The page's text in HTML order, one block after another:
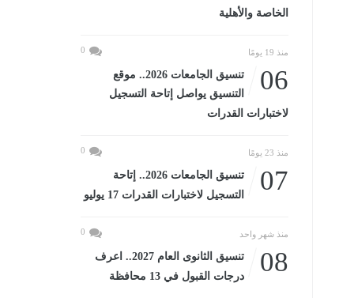
الخاصة والأهلية
منذ 19 يومًا 0
06
تنسيق الجامعات 2026.. موقع
التنسيق يواصل إتاحة التسجيل
لاختبارات القدرات
منذ 23 يومًا 0
07
تنسيق الجامعات 2026.. إتاحة
التسجيل لاختبارات القدرات 17 يوليو
منذ شهر واحد 0
08
تنسيق الثانوى العام 2027.. اعرف
درجات القبول في 13 محافظة